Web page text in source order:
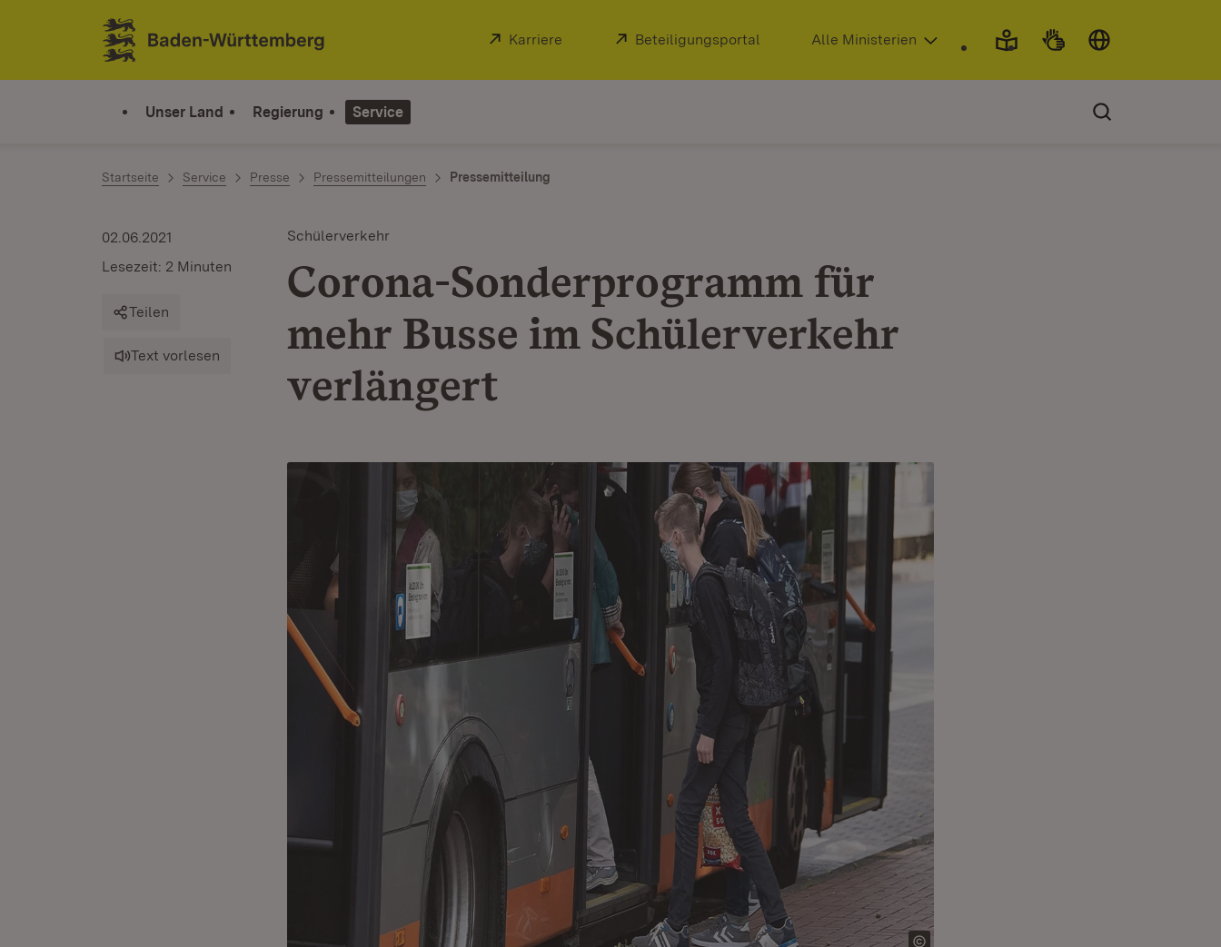
Zum Inhalt springen
Link zur Startseite
Extern:
Karriere (Öffnet in neuem Fenster)
Extern:
Beteiligungsportal (Öffnet in neuem Fenster)
Alle Ministerien
Unser Land Regierung Service
Startseite Service Presse Pressemitteilungen Pressemitteilung
Schülerverkehr
Corona-Sonderprogramm für
mehr Busse im Schülerverkehr
verlängert
02.06.2021
Lesezeit: 2 Minuten
Teilen
Text vorlesen